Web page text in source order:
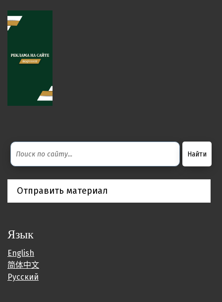
Отправить материал
Язык
English
简体中文
Русский